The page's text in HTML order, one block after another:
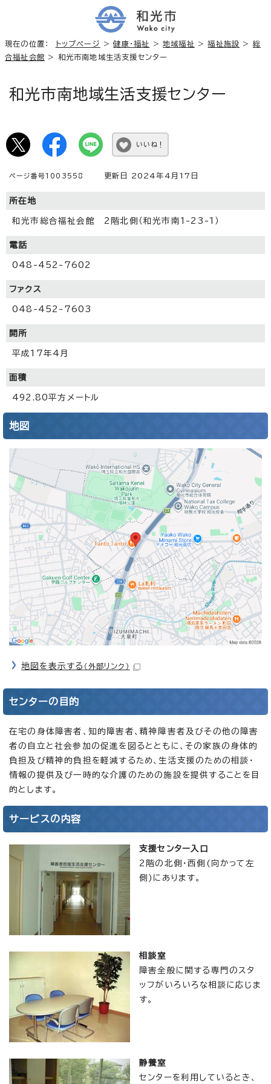
現在の位置： トップページ >健康・福祉 >地域福祉 >福祉施設 > 総
合福祉会館 > 和光市南地域生活支援センター
和光市南地域生活支援センター
いいね！
ページ番号1003558 更新日 2024年4月17日
所在地
和光市総合福祉会館 2階北側（和光市南1-23-1）
電話
048-452-7602
ファクス
048-452-7603
開所
平成17年4月
面積
492.80平方メートル
地図
地図を表示する （外部リンク）
センターの目的
在宅の身体障害者、知的障害者、精神障害者及びその他の障害
者の自立と社会参加の促進を図るとともに、その家族の身体的
負担及び精神的負担を軽減するため、生活支援のための相談・
情報の提供及び一時的な介護のための施設を提供することを目
的とします。
サービスの内容
支援センター入口
2階の北側・西側(向かって左
側)にあります。
相談室
障害全般に関する専門のスタ
ッフがいろいろな相談に応じま
す。
静養室
センターを利用しているとき、